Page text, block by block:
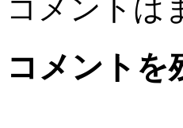
コメントは
コメントを